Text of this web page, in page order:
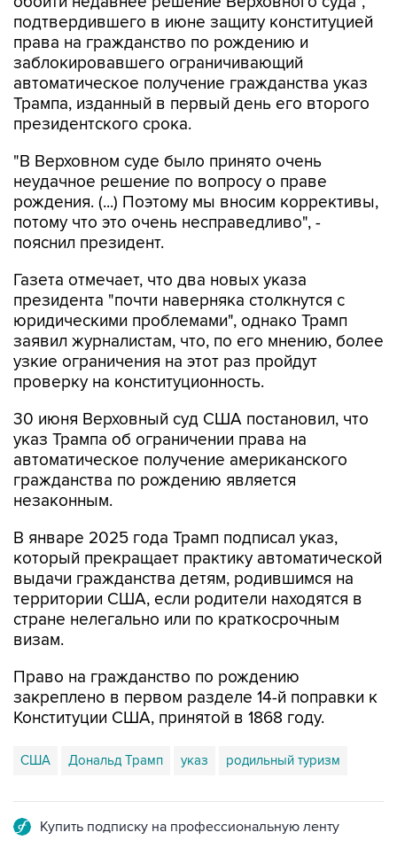
подтвердившего в июне защиту конституцией
права на гражданство по рождению и
заблокировавшего ограничивающий
автоматическое получение гражданства указ
Трампа, изданный в первый день его второго
президентского срока.
"В Верховном суде было принято очень
неудачное решение по вопросу о праве
рождения. (...) Поэтому мы вносим коррективы,
потому что это очень несправедливо", -
пояснил президент.
Газета отмечает, что два новых указа
президента "почти наверняка столкнутся с
юридическими проблемами", однако Трамп
заявил журналистам, что, по его мнению, более
узкие ограничения на этот раз пройдут
проверку на конституционность.
30 июня Верховный суд США постановил, что
указ Трампа об ограничении права на
автоматическое получение американского
гражданства по рождению является
незаконным.
В январе 2025 года Трамп подписал указ,
который прекращает практику автоматической
выдачи гражданства детям, родившимся на
территории США, если родители находятся в
стране нелегально или по краткосрочным
визам.
Право на гражданство по рождению
закреплено в первом разделе 14-й поправки к
Конституции США, принятой в 1868 году.
США Дональд Трамп указ родильный туризм
Купить подписку на профессиональную ленту